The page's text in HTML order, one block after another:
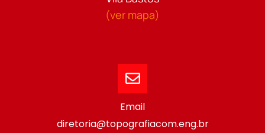
(ver mapa)
Email
diretoria@topografiacom.eng.br